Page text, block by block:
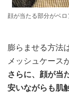
顔が当たる部分がベ
膨らませる方法
メッシュケース
さらに、顔が当
安いながらも肌